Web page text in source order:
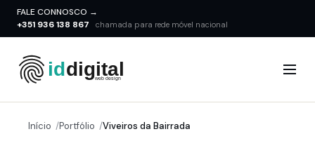
FALE CONNOSCO →
+351 936 138 867
chamada para rede móvel nacional
Início Portfólio Viveiros da Bairrada